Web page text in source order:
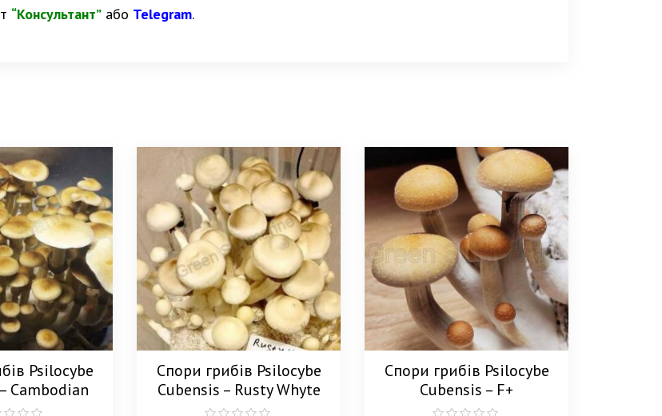
“Консультант” або Telegram.
Psilocybe
Cambodian
Спори грибів Psilocybe
Cubensis – Rusty Whyte
Спори грибів Psilocybe
Cubensis – F+